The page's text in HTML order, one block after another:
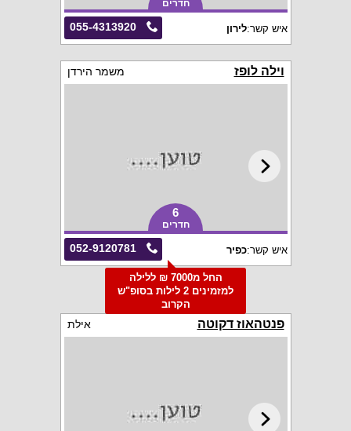
חדרים
055-4313920 איש קשר:לירון
וילה לופז משמר הירדן
6
חדרים
052-9120781 איש קשר:כפיר
החל מ7000 ₪ ללילה
למזמינים 2 לילות בסופ"ש
הקרוב
פנטהאוז דקוטה אילת